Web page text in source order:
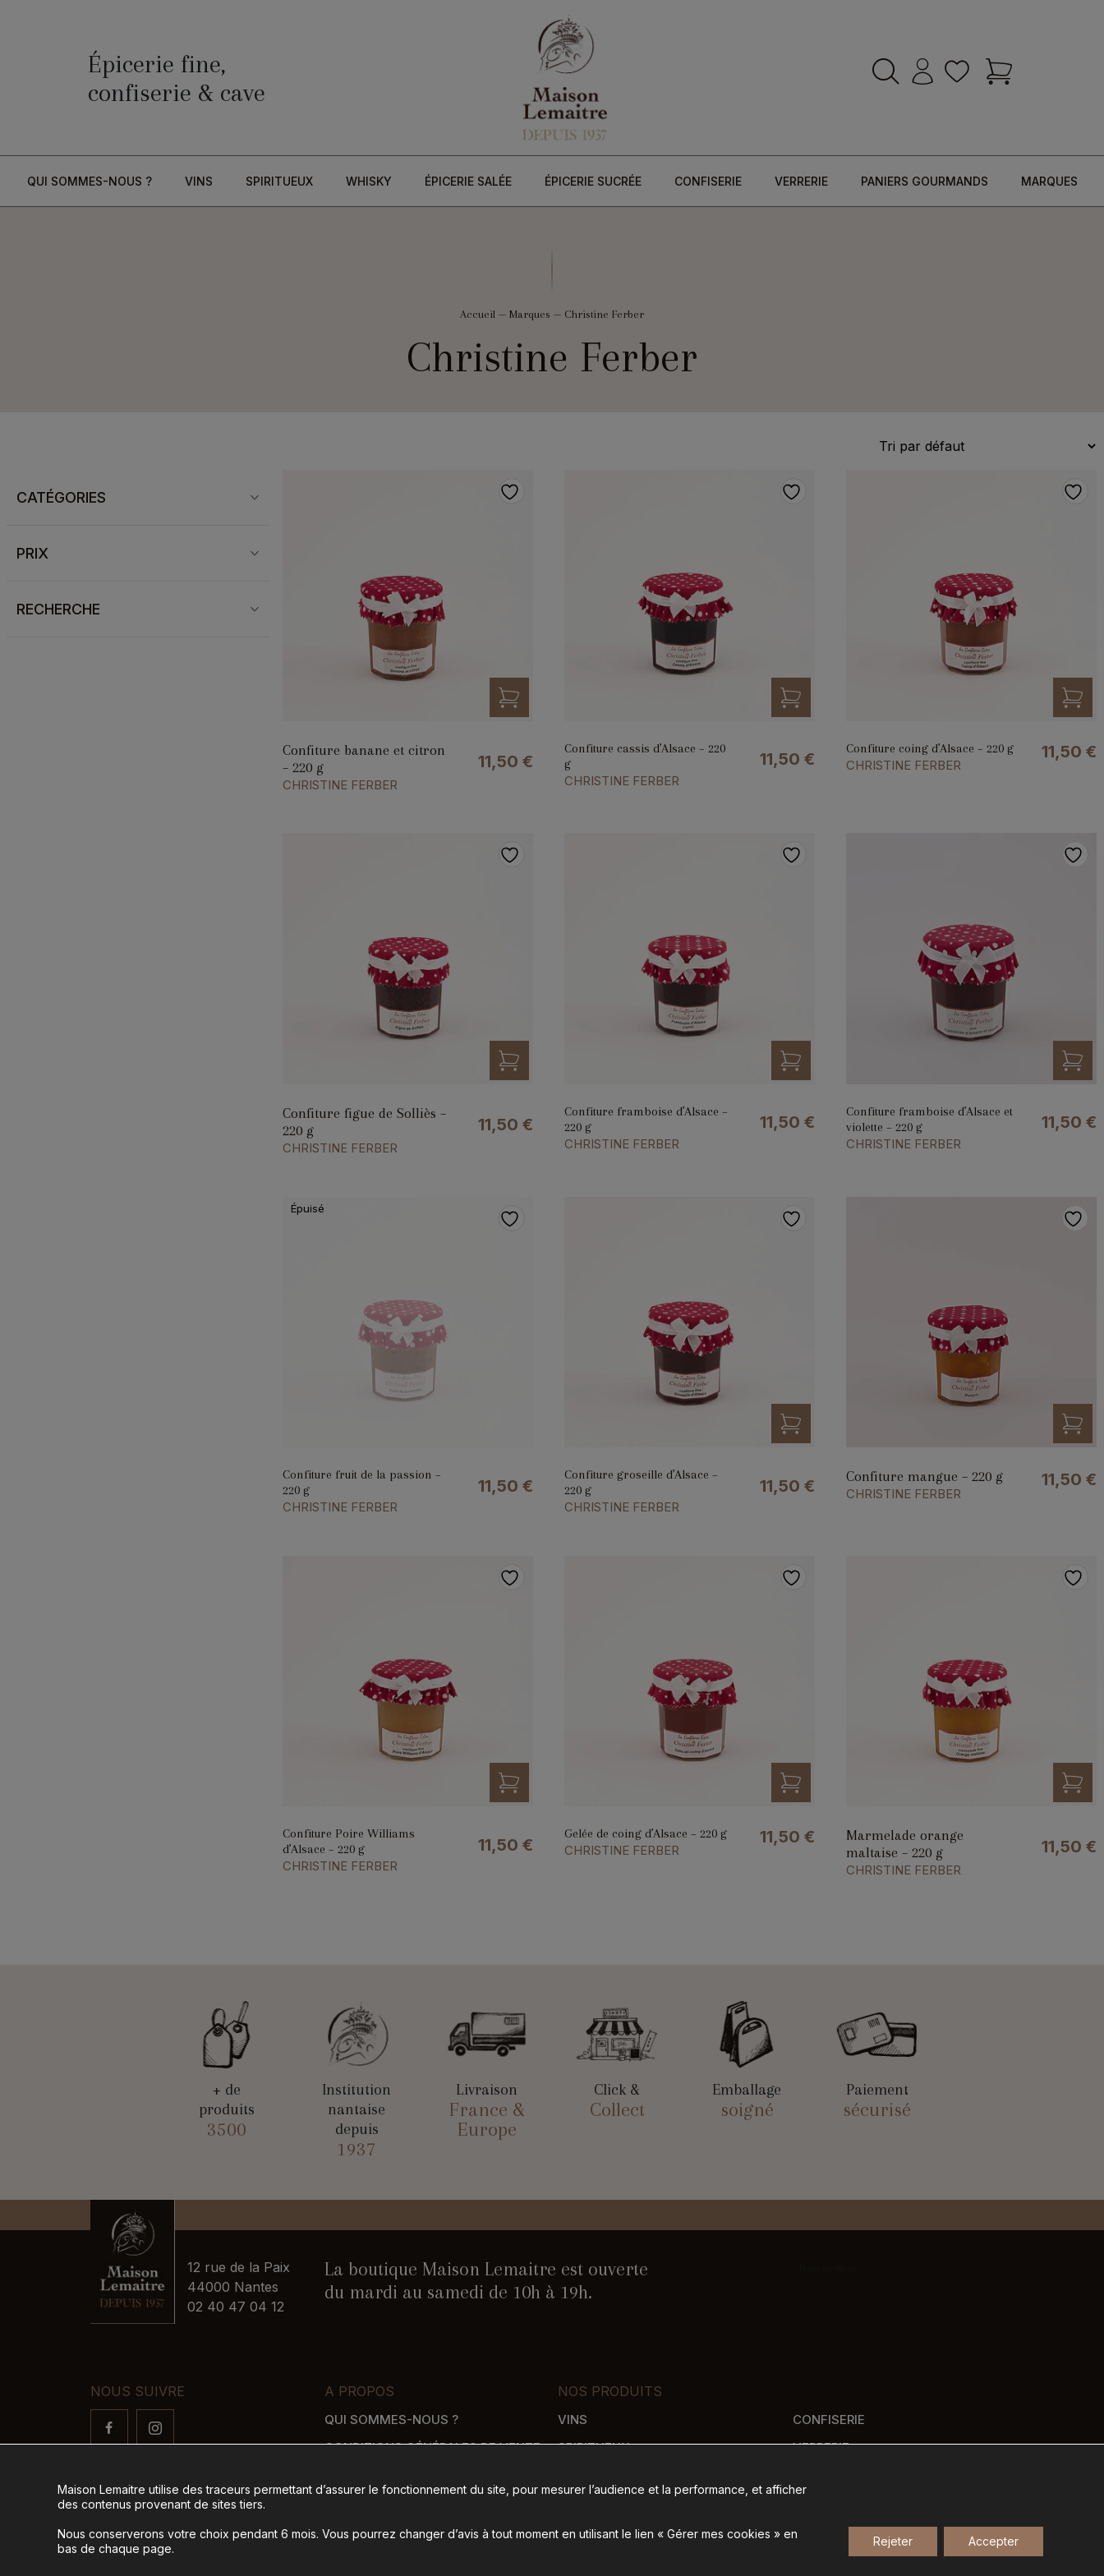
Épicerie fine,
confiserie & cave
QUI SOMMES-NOUS ? VINS SPIRITUEUX WHISKY ÉPICERIE SALÉE ÉPICERIE SUCRÉE CONFISERIE VERRERIE PANIERS GOURMANDS MARQUES
Accueil — Marques — Christine Ferber
Christine Ferber
CATÉGORIES
PRIX
RECHERCHE
Confiture banane et citron
– 220 g
CHRISTINE FERBER
11,50 €
Confiture cassis d’Alsace – 220
g
CHRISTINE FERBER
11,50 €
Confiture coing d’Alsace – 220 g
CHRISTINE FERBER
11,50 €
Confiture figue de Solliès –
220 g
CHRISTINE FERBER
11,50 €
Confiture framboise d’Alsace –
220 g
CHRISTINE FERBER
11,50 €
Confiture framboise d’Alsace et
violette – 220 g
CHRISTINE FERBER
11,50 €
Épuisé
Confiture fruit de la passion –
220 g
CHRISTINE FERBER
11,50 €
Confiture groseille d’Alsace –
220 g
CHRISTINE FERBER
11,50 € Confiture mangue – 220 g
CHRISTINE FERBER
11,50 €
Confiture Poire Williams
d’Alsace – 220 g
CHRISTINE FERBER
11,50 €
Gelée de coing d’Alsace – 220 g
CHRISTINE FERBER
11,50 €
Marmelade orange
maltaise – 220 g
CHRISTINE FERBER
11,50 €
+ de
produits
3500
Institution
nantaise
depuis
1937
Livraison
France &
Europe
Click &
Collect
Emballage
soigné
Paiement
sécurisé
12 rue de la Paix
44000 Nantes
02 40 47 04 12
La boutique Maison Lemaitre est ouverte
du mardi au samedi de 10h à 19h.
NOUS SUIVRE A PROPOS
QUI SOMMES-NOUS ?
CONDITIONS GÉNÉRALES DE VENTE
MODES DE PAIEMENT
NOS PRODUITS
VINS
SPIRITUEUX
ÉPICERIE SUCRÉE
CONFISERIE
VERRERIE
Maison Lemaitre utilise des traceurs permettant d’assurer le fonctionnement du site, pour mesurer l’audience et la performance, et afficher
des contenus provenant de sites tiers.
Nous conserverons votre choix pendant 6 mois. Vous pourrez changer d’avis à tout moment en utilisant le lien « Gérer mes cookies » en
bas de chaque page.
Accepter
Rejeter